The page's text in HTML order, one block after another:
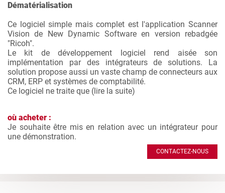
Dématérialisation
Ce logiciel simple mais complet est l'application Scanner
Vision de New Dynamic Software en version rebadgée
"Ricoh".
Le kit de développement logiciel rend aisée son
implémentation par des intégrateurs de solutions. La
solution propose aussi un vaste champ de connecteurs aux
CRM, ERP et systèmes de comptabilité.
Ce logiciel ne traite que (lire la suite)
où acheter :
Je souhaite être mis en relation avec un intégrateur pour
une démonstration.
CONTACTEZ-NOUS